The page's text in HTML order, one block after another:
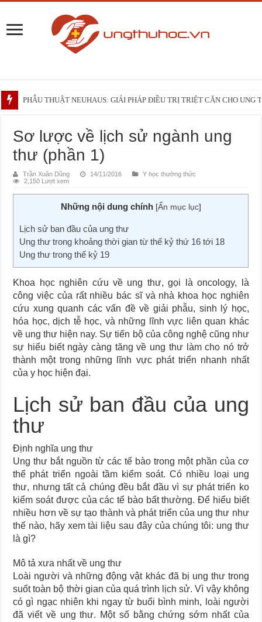
PHẪU THUẬT NEUHAUS: GIẢI PHÁP ĐIỀU TRỊ TRIỆT CĂN CHO UNG
Những điều bạn cần biết trước liệu trình xạ trị vùng đầu – cổ
Sơ lược về lịch sử ngành ung
thư (phần 1)
Trần Xuân Dũng 14/11/2016
Y học thường thức
2,150 Lượt xem
Những nội dung chính [Ẩn mục lục]
Lịch sử ban đầu của ung thư
Ung thư trong khoảng thời gian từ thế kỷ thứ 16 tới 18
Ung thư trong thế kỷ 19
Khoa học nghiên cứu về ung thư, gọi là oncology, là
công việc của rất nhiều bác sĩ và nhà khoa học nghiên
cứu xung quanh các vấn đề về giải phẫu, sinh lý học,
hóa học, dịch tễ học, và những lĩnh vực liên quan khác
về ung thư hiện nay. Sự tiến bộ của công nghệ cũng như
sự hiểu biết ngày càng tăng về ung thư làm cho nó trở
thành một trong những lĩnh vực phát triển nhanh nhất
của y học hiện đại.
Lịch sử ban đầu của ung
thư
Định nghĩa ung thư
Ung thư bắt nguồn từ các tế bào trong một phần của cơ
thể phát triển ngoài tầm kiểm soát. Có nhiều loại ung
thư, nhưng tất cả chúng đều bắt đầu vì sự phát triển ko
kiểm soát được của các tế bào bất thường. Để hiểu biết
nhiều hơn về sự tạo thành và phát triển của ung thư như
thế nào, hãy xem tài liệu sau đây của chúng tôi: ung thư
là gì?
Mô tả xưa nhất về ung thư
Loài người và những động vật khác đã bị ung thư trong
suốt toàn bộ thời gian của quá trình lịch sử. Vì vậy không
có gì ngạc nhiên khi ngay từ buổi bình minh, loài người
đã viết về ung thư. Một số bằng chứng sớm nhất của